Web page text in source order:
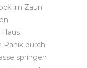
im Zaun
Panik durch
springen